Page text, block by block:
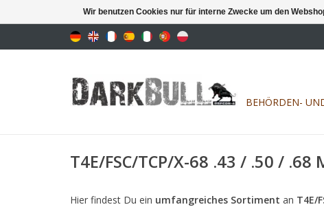
BEHÖRDEN-
T4E/FSC/TCP/X-68 .43 / .50 / .68
Hier findest Du ein umfangreiches Sortiment an T4E/
Wir benutzen Cookies nur für interne Zwecke um den